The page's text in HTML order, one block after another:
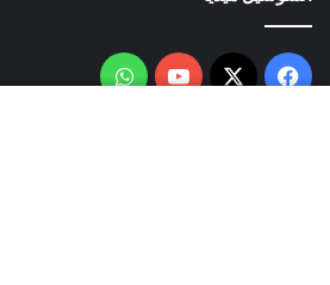
فيسبوك
‫X
‫YouTubeواتساب